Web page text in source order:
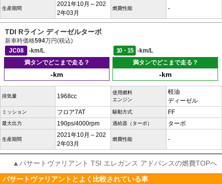
生産期間
2021年10月～202
2年03月
燃費性能 -
TDI Rライン ディーゼルターボ
新車時価格594万円(税込)
JC08
-km/L 10・15
-km/L
満タンでどこまで走る？
-km
満タンでどこまで走る？
-km
排気量 1968cc
使用燃料
エンジン
軽油
ディーゼル
ミッション フロア7AT 駆動方式 FF
最大出力 190ps/4000rpm 過給器（ターボ） ターボ
生産期間
2021年10月～202
2年03月
燃費性能 -
▲パサートヴァリアント TSI エレガンス アドバンスの燃費TOPへ
パサートヴァリアントとよく比較されている車